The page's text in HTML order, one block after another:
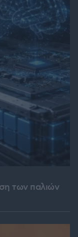
των παλιών